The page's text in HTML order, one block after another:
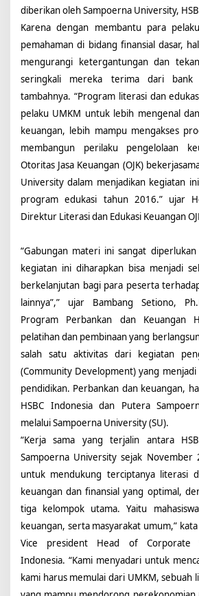
o
r
diberikan oleh Sampoerna University,
Karena dengan membantu para
pemahaman di bidang finansial dasar,
mengurangi ketergantungan dan
seringkali mereka terima dari bank
tambahnya. “Program literasi dan
pelaku UMKM untuk lebih mengenal
keuangan, lebih mampu mengakses
membangun perilaku pengelolaan
Otoritas Jasa Keuangan (OJK)
University dalam menjadikan kegiatan
program edukasi tahun 2016.” ujar
Direktur Literasi dan Edukasi Keuangan
“Gabungan materi ini sangat
kegiatan ini diharapkan bisa menjadi
berkelanjutan bagi para peserta
lainnya”,” ujar Bambang Setiono,
Program Perbankan dan Keuangan
pelatihan dan pembinaan yang
salah satu aktivitas dari kegiatan
(Community Development) yang
pendidikan. Perbankan dan keuangan,
HSBC Indonesia dan Putera
melalui Sampoerna University (SU).
“Kerja sama yang terjalin antara
Sampoerna University sejak November
untuk mendukung terciptanya literasi
keuangan dan finansial yang optimal,
tiga kelompok utama. Yaitu
keuangan, serta masyarakat umum,”
Vice president Head of Corporate
Indonesia. “Kami menyadari untuk
kami harus memulai dari UMKM, sebuah